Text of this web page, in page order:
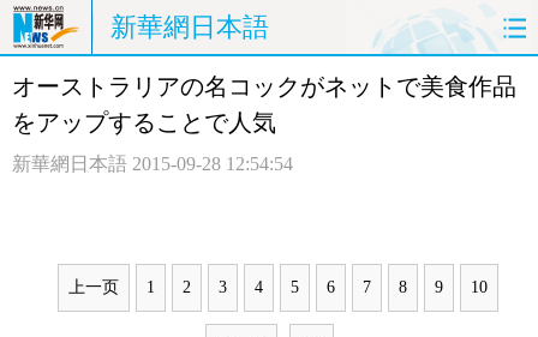
新華網日本語
ホームページ 政治 経済
中日対訳
オーストラリアの名コックがネットで美食作品
をアップすることで人気
新華網日本語 2015-09-28 12:54:54
上一页 1 2 3 4 5 6 7 8 9 10